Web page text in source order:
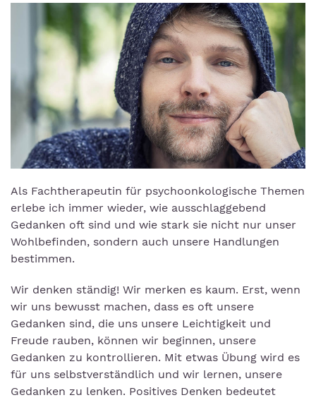
Als Fachtherapeutin für psychoonkologische Themen
erlebe ich immer wieder, wie ausschlaggebend
Gedanken oft sind und wie stark sie nicht nur unser
Wohlbefinden, sondern auch unsere Handlungen
bestimmen.
Wir denken ständig! Wir merken es kaum. Erst, wenn
wir uns bewusst machen, dass es oft unsere
Gedanken sind, die uns unsere Leichtigkeit und
Freude rauben, können wir beginnen, unsere
Gedanken zu kontrollieren. Mit etwas Übung wird es
für uns selbstverständlich und wir lernen, unsere
Gedanken zu lenken. Positives Denken bedeutet